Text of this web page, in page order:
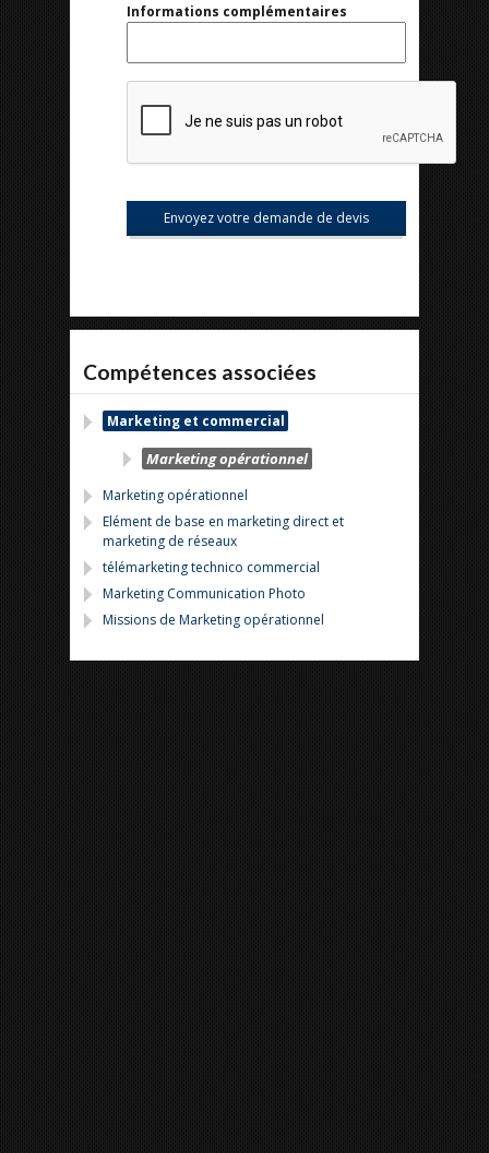
Informations complémentaires
Compétences associées
Marketing et commercial
Marketing opérationnel
Marketing opérationnel
Elément de base en marketing direct et
marketing de réseaux
télémarketing technico commercial
Marketing Communication Photo
Missions de Marketing opérationnel